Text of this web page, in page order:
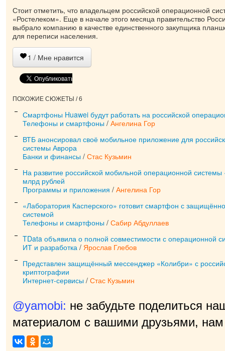
Стоит отметить, что владельцем российской операционной
«Ростелеком». Еще в начале этого месяца правительство
выбрало компанию в качестве единственного закупщика
для переписи населения.
1 / Мне нравится
ПОХОЖИЕ СЮЖЕТЫ / 6
Смартфоны Huawei будут работать на российской
Телефоны и смартфоны / Ангелина Гор
ВТБ анонсировал своё мобильное приложение для
системы Аврора
Банки и финансы / Стас Кузьмин
На развитие российской мобильной операционной
млрд рублей
Программы и приложения / Ангелина Гор
«Лаборатория Касперского» готовит смартфон с
системой
Телефоны и смартфоны / Сабир Абдуллаев
TData объявила о полной совместимости с операционной
ИТ и разработка / Ярослав Глебов
Представлен защищённый мессенджер «Колибри» с
криптографии
Интернет-сервисы / Стас Кузьмин
@yamobi: не забудьте поделиться
материалом с вашими друзьями, нам